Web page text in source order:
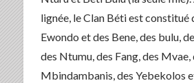
lignée, le Clan Béti est constitué
Ewondo et des Bene, des bulu,
des Ntumu, des Fang, des Mvae,
Mbindambanis, des Yebekolos